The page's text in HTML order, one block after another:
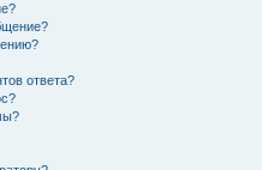
ответа?